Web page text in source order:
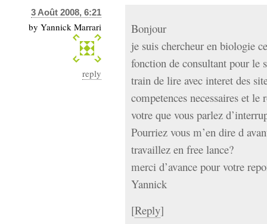
3 Août 2008, 6:21
by Yannick Marrari
reply
Bonjour
je suis chercheur en biologie
fonction de consultant pour le
train de lire avec interet des
competences necessaires et
votre que vous parlez
Pourriez vous m’en dire d
travaillez en free lance?
merci d’avance pour votre
Yannick
[Reply]